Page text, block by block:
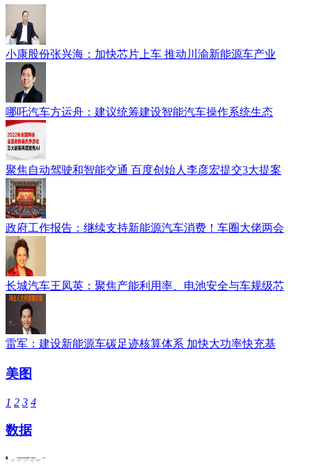
小康股份张兴海：加快芯片上车 推动川渝新能源车产业
哪吒汽车方运舟：建议统筹建设智能汽车操作系统生态
聚焦自动驾驶和智能交通 百度创始人李彦宏提交3大提案
政府工作报告：继续支持新能源汽车消费！车圈大佬两会
长城汽车王凤英：聚焦产能利用率、电池安全与车规级芯
雷军：建设新能源车碳足迹核算体系 加快大功率快充基
美图
1 2 3 4
数据